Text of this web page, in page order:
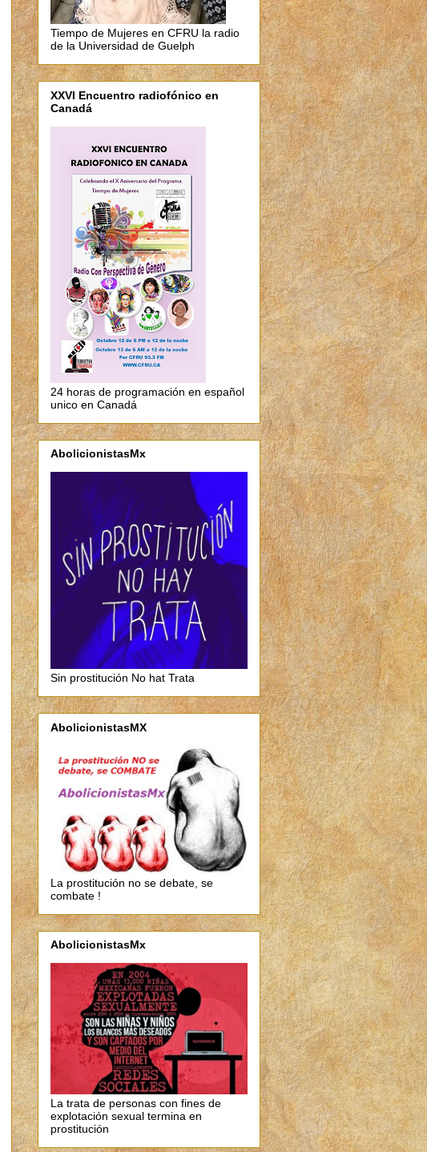
Tiempo de Mujeres en CFRU la radio
de la Universidad de Guelph
XXVI Encuentro radiofónico en
Canadá
24 horas de programación en español
unico en Canadá
AbolicionistasMx
Sin prostitución No hat Trata
AbolicionistasMX
La prostitución no se debate, se
combate !
AbolicionistasMx
La trata de personas con fines de
explotación sexual termina en
prostitución